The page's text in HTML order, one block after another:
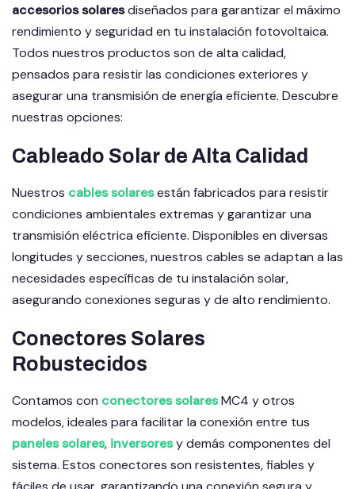
accesorios solaresdiseñados para garantizar el máximo
rendimiento y seguridad en tu instalación fotovoltaica.
Todos nuestros productos son de alta calidad,
pensados para resistir las condiciones exteriores y
asegurar una transmisión de energía eficiente. Descubre
nuestras opciones:
Cableado Solar de Alta Calidad
Nuestros cables solaresestán fabricados para resistir
condiciones ambientales extremas y garantizar una
transmisión eléctrica eficiente. Disponibles en diversas
longitudes y secciones, nuestros cables se adaptan a las
necesidades específicas de tu instalación solar,
asegurando conexiones seguras y de alto rendimiento.
Conectores Solares
Robustecidos
Contamos con conectores solaresMC4 y otros
modelos, ideales para facilitar la conexión entre tus
paneles solares, inversoresy demás componentes del
sistema. Estos conectores son resistentes, fiables y